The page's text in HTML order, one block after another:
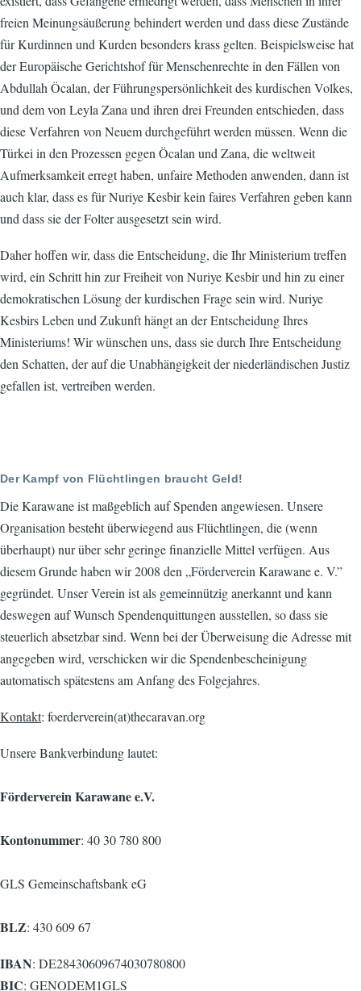
freien Meinungsäußerung behindert werden und dass diese Zustände
für Kurdinnen und Kurden besonders krass gelten. Beispielsweise hat
der Europäische Gerichtshof für Menschenrechte in den Fällen von
Abdullah Öcalan, der Führungspersönlichkeit des kurdischen Volkes,
und dem von Leyla Zana und ihren drei Freunden entschieden, dass
diese Verfahren von Neuem durchgeführt werden müssen. Wenn die
Türkei in den Prozessen gegen Öcalan und Zana, die weltweit
Aufmerksamkeit erregt haben, unfaire Methoden anwenden, dann ist
auch klar, dass es für Nuriye Kesbir kein faires Verfahren geben kann
und dass sie der Folter ausgesetzt sein wird.
Daher hoffen wir, dass die Entscheidung, die Ihr Ministerium treffen
wird, ein Schritt hin zur Freiheit von Nuriye Kesbir und hin zu einer
demokratischen Lösung der kurdischen Frage sein wird. Nuriye
Kesbirs Leben und Zukunft hängt an der Entscheidung Ihres
Ministeriums! Wir wünschen uns, dass sie durch Ihre Entscheidung
den Schatten, der auf die Unabhängigkeit der niederländischen Justiz
gefallen ist, vertreiben werden.
Der Kampf von Flüchtlingen braucht Geld!
Die Karawane ist maßgeblich auf Spenden angewiesen. Unsere
Organisation besteht überwiegend aus Flüchtlingen, die (wenn
überhaupt) nur über sehr geringe finanzielle Mittel verfügen. Aus
diesem Grunde haben wir 2008 den „Förderverein Karawane e. V.”
gegründet. Unser Verein ist als gemeinnützig anerkannt und kann
deswegen auf Wunsch Spendenquittungen ausstellen, so dass sie
steuerlich absetzbar sind. Wenn bei der Überweisung die Adresse mit
angegeben wird, verschicken wir die Spendenbescheinigung
automatisch spätestens am Anfang des Folgejahres.
Kontakt: foerderverein(at)thecaravan.org
Unsere Bankverbindung lautet:
Förderverein Karawane e.V.
Kontonummer: 40 30 780 800
GLS Gemeinschaftsbank eG
BLZ: 430 609 67
IBAN: DE28430609674030780800
BIC: GENODEM1GLS